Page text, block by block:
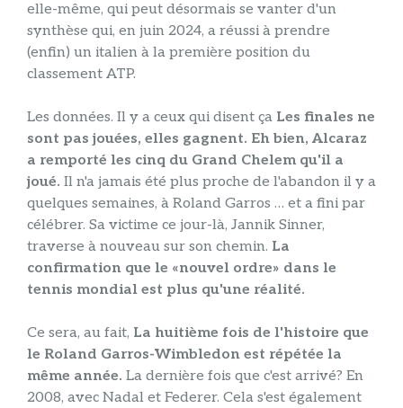
elle-même, qui peut désormais se vanter d'un
synthèse qui, en juin 2024, a réussi à prendre
(enfin) un italien à la première position du
classement ATP.
Les données. Il y a ceux qui disent ça Les finales ne
sont pas jouées, elles gagnent. Eh bien, Alcaraz
a remporté les cinq du Grand Chelem qu'il a
joué. Il n'a jamais été plus proche de l'abandon il y a
quelques semaines, à Roland Garros … et a fini par
célébrer. Sa victime ce jour-là, Jannik Sinner,
traverse à nouveau sur son chemin. La
confirmation que le «nouvel ordre» dans le
tennis mondial est plus qu'une réalité.
Ce sera, au fait, La huitième fois de l'histoire que
le Roland Garros-Wimbledon est répétée la
même année. La dernière fois que c'est arrivé? En
2008, avec Nadal et Federer. Cela s'est également